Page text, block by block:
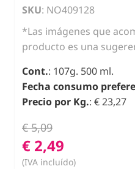
SKU: NO409128
*Las imágenes que
producto es una
Cont.: 107g. 500 ml.
Fecha consumo
Precio por Kg.: € 23,27
€ 5,09
€ 2,49
(IVA incluído)